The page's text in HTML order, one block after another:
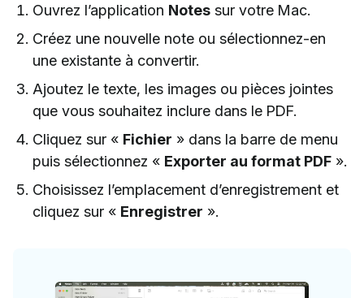
Ouvrez l’application Notes sur votre Mac.
Créez une nouvelle note ou sélectionnez-en
une existante à convertir.
Ajoutez le texte, les images ou pièces jointes
que vous souhaitez inclure dans le PDF.
Cliquez sur « Fichier » dans la barre de menu
puis sélectionnez « Exporter au format PDF ».
Choisissez l’emplacement d’enregistrement et
cliquez sur « Enregistrer ».